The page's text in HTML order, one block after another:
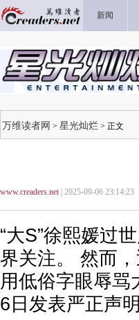
新闻
万维读者网 > 星光灿烂 > 正文
www.creaders.net| 2025-09-06 23:14:23
“大S”徐熙媛过
界关注。 然而
用低俗字眼辱骂
6日发表严正声